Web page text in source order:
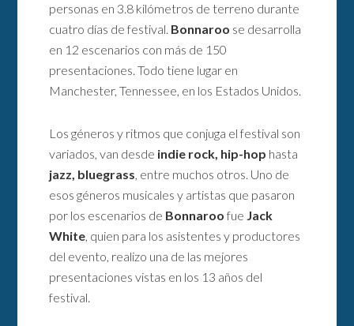
personas en 3.8 kilómetros de terreno durante
cuatro días de festival. Bonnaroo se desarrolla
en 12 escenarios con más de 150
presentaciones. Todo tiene lugar en
Manchester, Tennessee, en los Estados Unidos.
Los géneros y ritmos que conjuga el festival son
variados, van desde indie rock, hip-hop hasta
jazz, bluegrass , entre muchos otros. Uno de
esos géneros musicales y artistas que pasaron
por los escenarios de Bonnaroo fue Jack
White , quien para los asistentes y productores
del evento, realizo una de las mejores
presentaciones vistas en los 13 años del
festival.